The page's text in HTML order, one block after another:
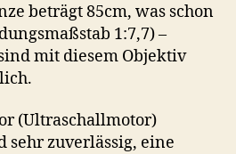
beträgt 85cm, was schon
1:7,7) –
mit diesem Objektiv
(Ultraschallmotor)
sehr zuverlässig, eine